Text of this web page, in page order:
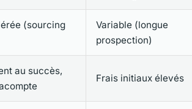
(sourcing
Variable (longue
prospection)
au succès,
Frais initiaux élevés